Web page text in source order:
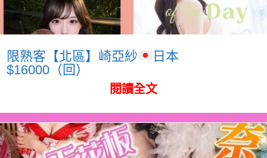
限熟客【北區】崎亞紗
日本
$16000（回）
閱讀全文